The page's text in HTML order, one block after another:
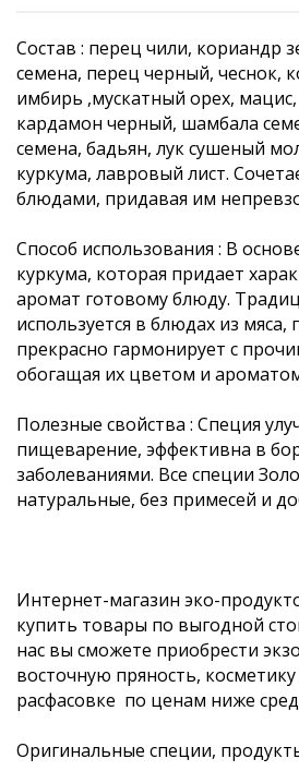
Состав : перец чили, кориандр
семена, перец черный, чеснок,
имбирь ,мускатный орех,
кардамон черный, шамбала
семена, бадьян, лук сушеный
куркума, лавровый лист.
блюдами, придавая им
Способ использования : В
куркума, которая придает
аромат готовому блюду.
используется в блюдах из
прекрасно гармонирует с
обогащая их цветом и
Полезные свойства : Специя
пищеварение, эффективна в
заболеваниями. Все специи
натуральные, без примесей и
Интернет-магазин эко-
купить товары по выгодной
нас вы сможете приобрести
восточную пряность,
расфасовке по ценам ниже
Оригинальные специи,